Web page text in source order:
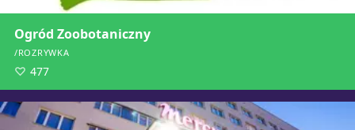
Ogród Zoobotaniczny
/ROZRYWKA
477